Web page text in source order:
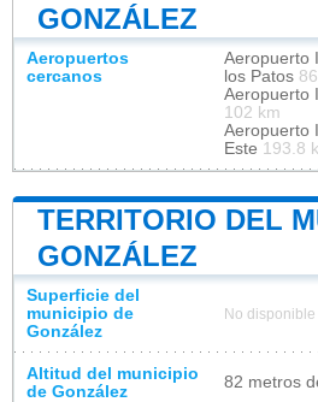
GONZÁLEZ
Aeropuertos
cercanos
Aeropuerto
los Patos
Aeropuerto
102 km
Aeropuerto
Este 193.8
TERRITORIO DEL
GONZÁLEZ
Superficie del
municipio de
González
No disponible
Altitud del municipio
de González
82 metros